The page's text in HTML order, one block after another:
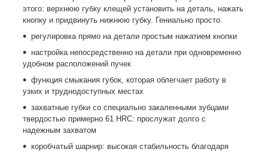
этого: верхнюю губку клещей установить на деталь, нажать
кнопку и придвинуть нижнюю губку. Гениально просто.
регулировка прямо на детали простым нажатием кнопки
настройка непосредственно на детали при одновременно
удобном расположений пучек
функция смыкания губок, которая облегчает работу в
узких и труднодоступных местах
захватные губки со специально закаленными зубцами
твердостью примерно 61 HRC: прослужат долго с
надежным захватом
коробчатый шарнир: высокая стабильность благодаря